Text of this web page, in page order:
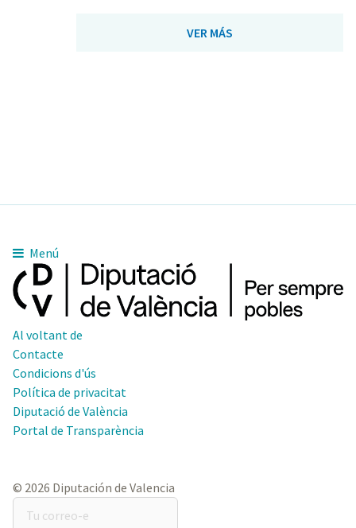
VER MÁS
Menú
Al voltant de
Contacte
Condicions d'ús
Política de privacitat
Diputació de València
Portal de Transparència
© 2026 Diputación de Valencia